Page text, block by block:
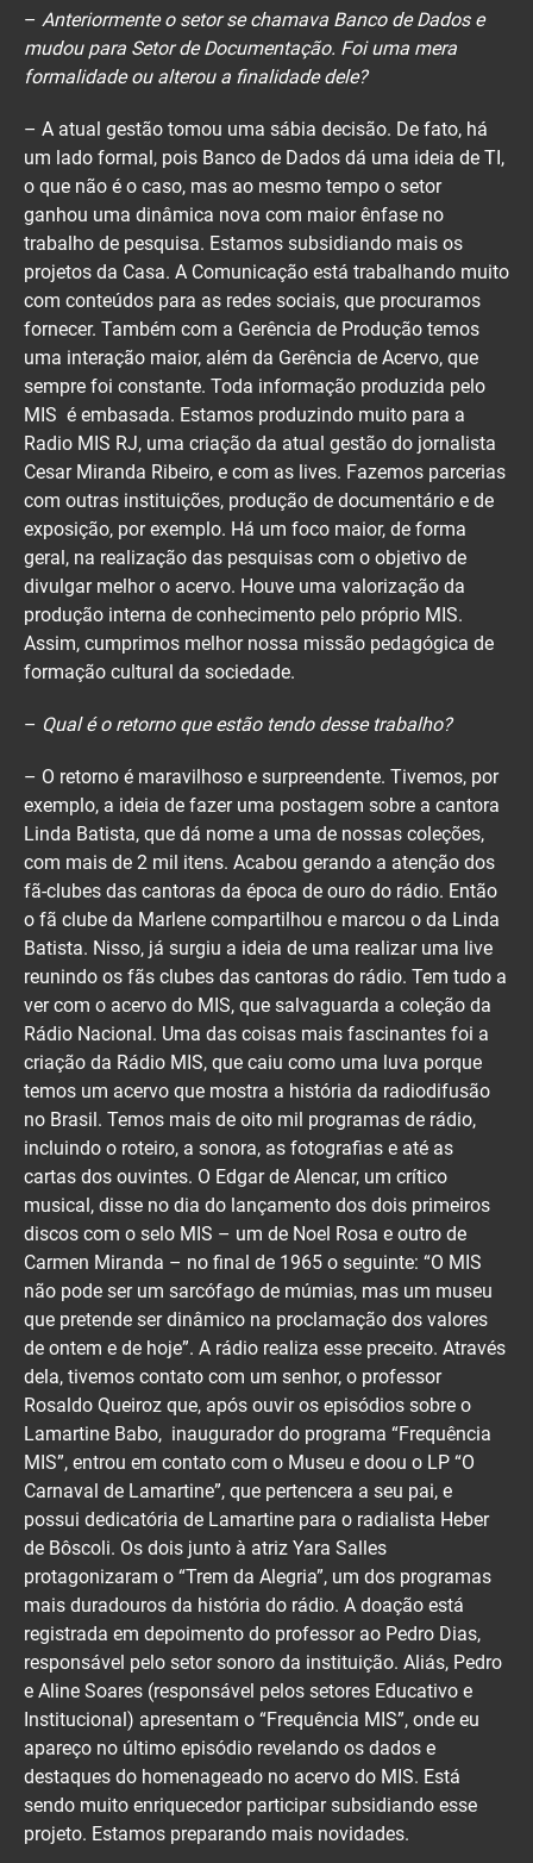
– Anteriormente o setor se chamava Banco de Dados e
mudou para Setor de Documentação. Foi uma mera
formalidade ou alterou a finalidade dele?
– A atual gestão tomou uma sábia decisão. De fato, há
um lado formal, pois Banco de Dados dá uma ideia de TI,
o que não é o caso, mas ao mesmo tempo o setor
ganhou uma dinâmica nova com maior ênfase no
trabalho de pesquisa. Estamos subsidiando mais os
projetos da Casa. A Comunicação está trabalhando muito
com conteúdos para as redes sociais, que procuramos
fornecer. Também com a Gerência de Produção temos
uma interação maior, além da Gerência de Acervo, que
sempre foi constante. Toda informação produzida pelo
MIS é embasada. Estamos produzindo muito para a
Radio MIS RJ, uma criação da atual gestão do jornalista
Cesar Miranda Ribeiro, e com as lives. Fazemos parcerias
com outras instituições, produção de documentário e de
exposição, por exemplo. Há um foco maior, de forma
geral, na realização das pesquisas com o objetivo de
divulgar melhor o acervo. Houve uma valorização da
produção interna de conhecimento pelo próprio MIS.
Assim, cumprimos melhor nossa missão pedagógica de
formação cultural da sociedade.
– Qual é o retorno que estão tendo desse trabalho?
– O retorno é maravilhoso e surpreendente. Tivemos, por
exemplo, a ideia de fazer uma postagem sobre a cantora
Linda Batista, que dá nome a uma de nossas coleções,
com mais de 2 mil itens. Acabou gerando a atenção dos
fã-clubes das cantoras da época de ouro do rádio. Então
o fã clube da Marlene compartilhou e marcou o da Linda
Batista. Nisso, já surgiu a ideia de uma realizar uma live
reunindo os fãs clubes das cantoras do rádio. Tem tudo a
ver com o acervo do MIS, que salvaguarda a coleção da
Rádio Nacional. Uma das coisas mais fascinantes foi a
criação da Rádio MIS, que caiu como uma luva porque
temos um acervo que mostra a história da radiodifusão
no Brasil. Temos mais de oito mil programas de rádio,
incluindo o roteiro, a sonora, as fotografias e até as
cartas dos ouvintes. O Edgar de Alencar, um crítico
musical, disse no dia do lançamento dos dois primeiros
discos com o selo MIS – um de Noel Rosa e outro de
Carmen Miranda – no final de 1965 o seguinte: “O MIS
não pode ser um sarcófago de múmias, mas um museu
que pretende ser dinâmico na proclamação dos valores
de ontem e de hoje”. A rádio realiza esse preceito. Através
dela, tivemos contato com um senhor, o professor
Rosaldo Queiroz que, após ouvir os episódios sobre o
Lamartine Babo, inaugurador do programa “Frequência
MIS”, entrou em contato com o Museu e doou o LP “O
Carnaval de Lamartine”, que pertencera a seu pai, e
possui dedicatória de Lamartine para o radialista Heber
de Bôscoli. Os dois junto à atriz Yara Salles
protagonizaram o “Trem da Alegria”, um dos programas
mais duradouros da história do rádio. A doação está
registrada em depoimento do professor ao Pedro Dias,
responsável pelo setor sonoro da instituição. Aliás, Pedro
e Aline Soares (responsável pelos setores Educativo e
Institucional) apresentam o “Frequência MIS”, onde eu
apareço no último episódio revelando os dados e
destaques do homenageado no acervo do MIS. Está
sendo muito enriquecedor participar subsidiando esse
projeto. Estamos preparando mais novidades.